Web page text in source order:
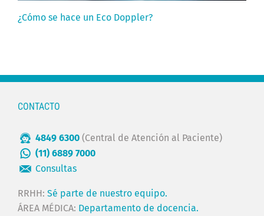
¿Cómo se hace un Eco Doppler?
CONTACTO
4849 6300 (Central de Atención al Paciente)
(11) 6889 7000
Consultas
RRHH: Sé parte de nuestro equipo.
ÁREA MÉDICA: Departamento de docencia.